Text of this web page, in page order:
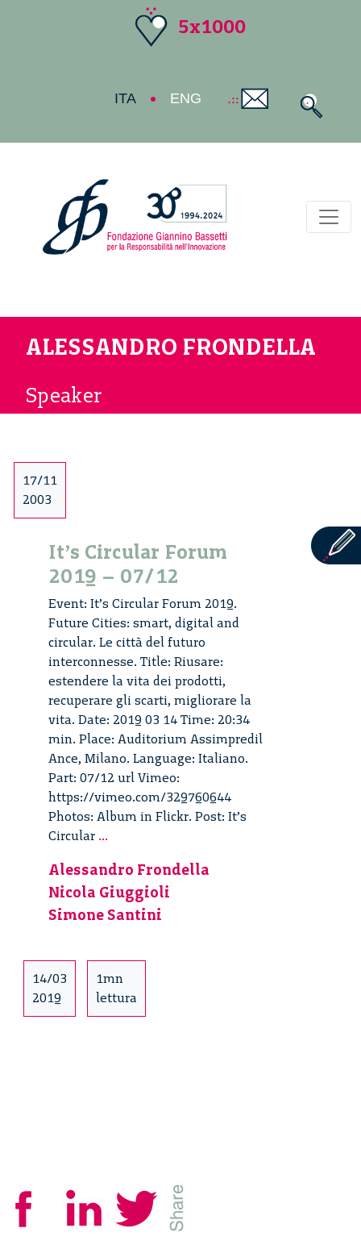
5x1000
ITA ENG
ALESSANDRO FRONDELLA
Speaker
17/11
2003
It’s Circular Forum
2019 – 07/12
Event: It’s Circular Forum 2019.
Future Cities: smart, digital and
circular. Le città del futuro
interconnesse. Title: Riusare:
estendere la vita dei prodotti,
recuperare gli scarti, migliorare la
vita. Date: 2019 03 14 Time: 20:34
min. Place: Auditorium Assimpredil
Ance, Milano. Language: Italiano.
Part: 07/12 url Vimeo:
https://vimeo.com/329760644
Photos: Album in Flickr. Post: It’s
Circular ...
Forum
2019
–
Alessandro Frondella
Nicola Giuggioli
Simone Santini
14/03
2019
1mn
lettura